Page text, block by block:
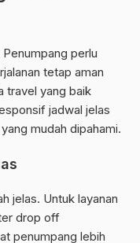
perlu
tetap aman
travel yang baik
jadwal jelas
mudah dipahami.
jelas. Untuk layanan
drop off
penumpang lebih